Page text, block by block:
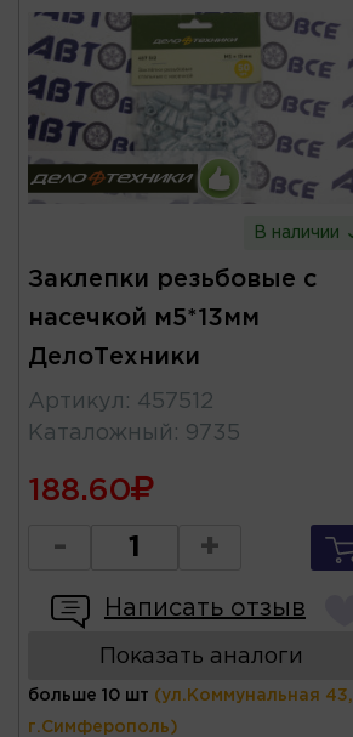
В наличии
Заклепки резьбовые с
насечкой м5*13мм
ДелоТехники
Артикул : 457512
Каталожный : 9735
188.60
- +
Написать отзыв
Показать аналоги
больше 10 шт (ул.Коммунальная 43,
г.Симферополь)